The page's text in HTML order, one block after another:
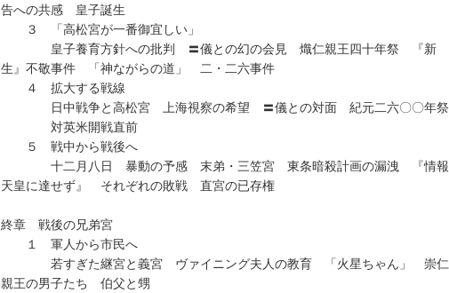
告への共感 皇子誕生
３ 「高松宮が一番御宜しい」
皇子養育方針への批判 〓儀との幻の会見 熾仁親王四十年祭 『新
生』不敬事件 「神ながらの道」 二・二六事件
４ 拡大する戦線
日中戦争と高松宮 上海視察の希望 〓儀との対面 紀元二六〇〇年祭
対英米開戦直前
５ 戦中から戦後へ
十二月八日 暴動の予感 末弟・三笠宮 東条暗殺計画の漏洩 『情報
天皇に達せず』 それぞれの敗戦 直宮の已存権
終章 戦後の兄弟宮
１ 軍人から市民へ
若すぎた継宮と義宮 ヴァイニング夫人の教育 「火星ちゃん」 崇仁
親王の男子たち 伯父と甥